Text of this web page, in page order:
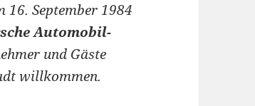
16. September 1984
Automobil-
und Gäste
willkommen.